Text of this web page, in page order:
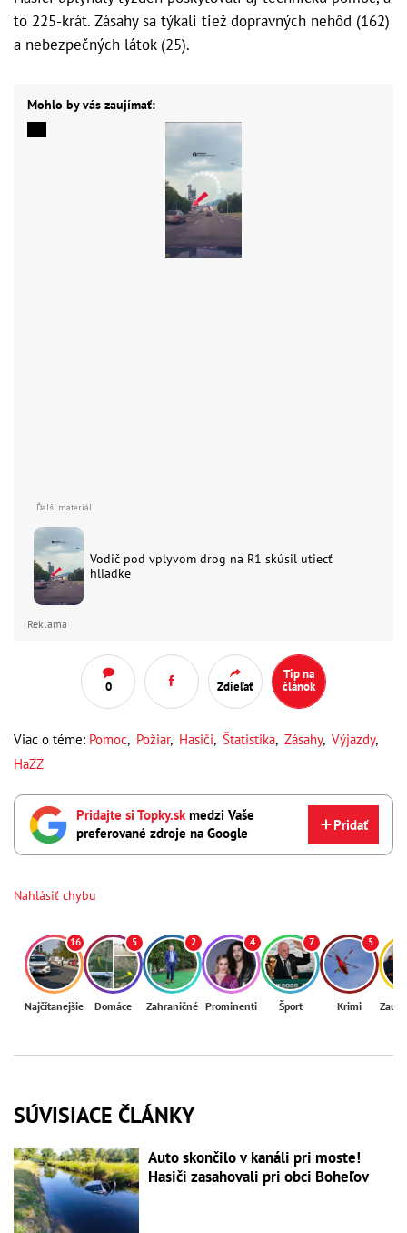
to 225-krát. Zásahy sa týkali tiež dopravných nehôd (162)
a nebezpečných látok (25).
Mohlo by vás zaujímať:
Vodič pod vplyvom drog na R1 skúsil utiecť
hliadke
Reklama
0 Zdieľať
Tip na
článok
Viac o téme: Pomoc, Požiar, Hasiči, Štatistika, Zásahy, Výjazdy,
HaZZ
Pridajte si Topky.skmedzi Vaše
preferované zdroje na Google
Pridať
Nahlásiť chybu
16
Najčítanejšie
5
Domáce
2
Zahraničné
4
Prominenti
7
Šport
5
Krimi
SÚVISIACE ČLÁNKY
Auto skončilo v kanáli pri moste!
Hasiči zasahovali pri obci Boheľov